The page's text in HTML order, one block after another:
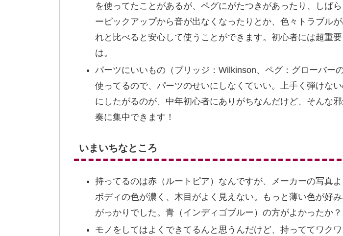
を使ってたことがあるが、ペグにがたつきがあったり、しば
ーピックアップから音が出なくなったりとか、色々トラブル
れと比べると安心して使うことができます。初心者には超重
は。
パーツにいいもの（ブリッジ：Wilkinson、ペグ：グローバー
使ってるので、パーツのせいにしなくていい。上手く弾けな
にしたがるのが、中年初心者にありがちなんだけど、そんな
奏に集中できます！
いまいちなところ
持ってるのは赤（ルートピア）なんですが、メーカーの写真
ボディの色が濃く、木目がよく見えない。もっと薄い色が好
がっかりでした。青（インディゴブルー）の方がよかったか？
モノをしてはよくできてるんと思うんだけど、持っててワク